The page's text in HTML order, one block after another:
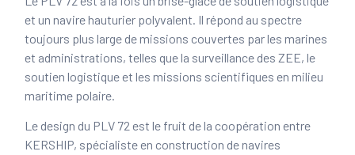
et un navire hauturier polyvalent. Il répond au spectre
toujours plus large de missions couvertes par les marines
et administrations, telles que la surveillance des ZEE, le
soutien logistique et les missions scientifiques en milieu
maritime polaire.
Le design du PLV 72 est le fruit de la coopération entre
KERSHIP, spécialiste en construction de navires